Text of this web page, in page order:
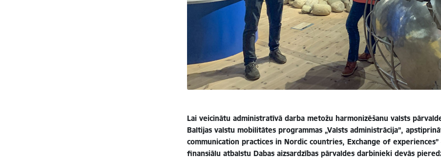
Lai veicinātu administratīvā darba metožu harmonizēšanu valsts
Baltijas valstu mobilitātes programmas „Valsts administrācija”,
communication practices in Nordic countries, Exchange of
finansiālu atbalstu Dabas aizsardzības pārvaldes darbinieki devās